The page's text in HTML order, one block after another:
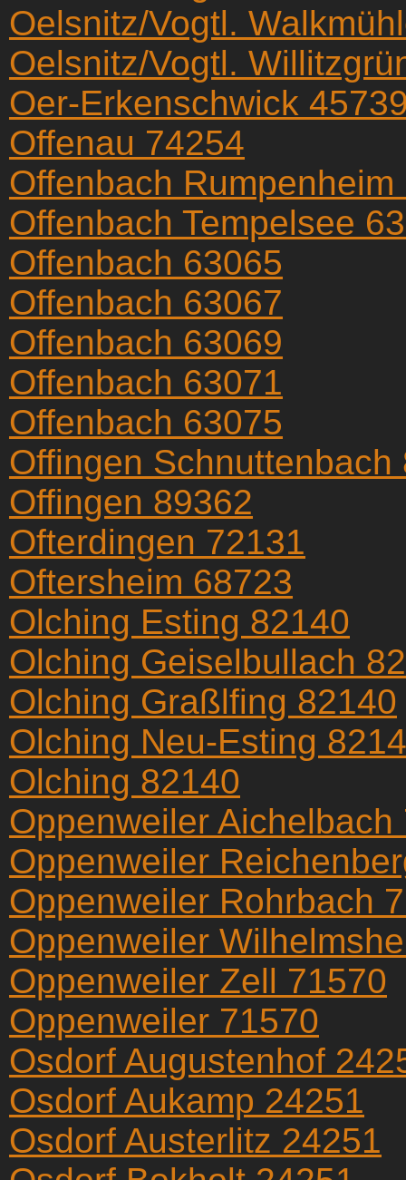
Oelsnitz/Vogtl.
Oelsnitz/Vogtl.
Oer-Erkenschwick
Offenau 74254
Offenbach Rumpenheim
Offenbach Tempelsee
Offenbach 63065
Offenbach 63067
Offenbach 63069
Offenbach 63071
Offenbach 63075
Offingen Schnuttenbach
Offingen 89362
Ofterdingen 72131
Oftersheim 68723
Olching Esting 82140
Olching Geiselbullach
Olching Graßlfing 82140
Olching Neu-Esting
Olching 82140
Oppenweiler Aichelbach
Oppenweiler
Oppenweiler Rohrbach
Oppenweiler
Oppenweiler Zell 71570
Oppenweiler 71570
Osdorf Augustenhof
Osdorf Aukamp 24251
Osdorf Austerlitz 24251